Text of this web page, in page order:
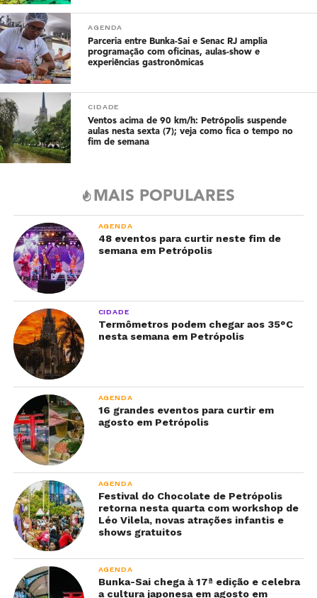
AGENDA
Parceria entre Bunka-Sai e Senac RJ amplia
programação com oficinas, aulas-show e
experiências gastronômicas
CIDADE
Ventos acima de 90 km/h: Petrópolis suspende
aulas nesta sexta (7); veja como fica o tempo no
fim de semana
MAIS POPULARES
AGENDA
48 eventos para curtir neste fim de
semana em Petrópolis
CIDADE
Termômetros podem chegar aos 35°C
nesta semana em Petrópolis
AGENDA
16 grandes eventos para curtir em
agosto em Petrópolis
AGENDA
Festival do Chocolate de Petrópolis
retorna nesta quarta com workshop de
Léo Vilela, novas atrações infantis e
shows gratuitos
AGENDA
Bunka-Sai chega à 17ª edição e celebra
a cultura japonesa em agosto em